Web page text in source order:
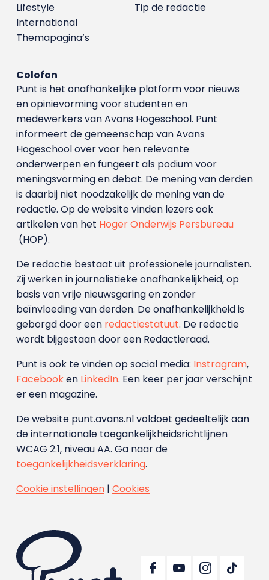
Tip de redactie
Lifestyle
International
Themapagina’s
Colofon
Punt is het onafhankelijke platform voor nieuws
en opinievorming voor studenten en
medewerkers van Avans Hoge­school. Punt
informeert de gemeenschap van Avans
Hogeschool over voor hen relevante
onderwerpen en fungeert als podium voor
meningsvorming en debat. De mening van derden
is daarbij niet noodzakelijk de mening van de
redactie. Op de website vinden lezers ook
artikelen van het Hoger Onderwijs Persbureau
(HOP).
De redactie bestaat uit professionele journalisten.
Zij werken in journalistieke onafhankelijkheid, op
basis van vrije nieuwsgaring en zonder
beïnvloeding van derden. De onafhankelijkheid is
geborgd door een redactiestatuut. De redactie
wordt bijgestaan door een Redactieraad.
Punt is ook te vinden op social media: Instragram,
Facebooken LinkedIn. Een keer per jaar verschijnt
er een magazine.
De website punt.avans.nl voldoet gedeeltelijk aan
de internationale toegankelijkheidsrichtlijnen
WCAG 2.1, niveau AA. Ga naar de
toegankelijkheidsverklaring.
Cookie instellingen| Cookies